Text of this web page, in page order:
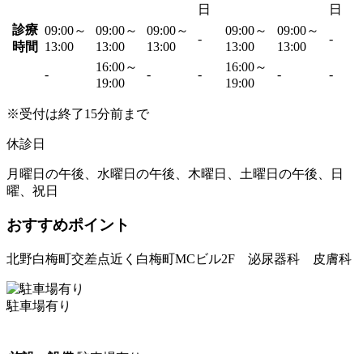
日
日
診療
時間
09:00～
13:00
09:00～
13:00
09:00～
13:00
-
09:00～
13:00
09:00～
13:00
-
-
16:00～
19:00
- -
16:00～
19:00
- -
※受付は終了15分前まで
休診日
月曜日の午後、水曜日の午後、木曜日、土曜日の午後、日
曜、祝日
おすすめポイント
北野白梅町交差点近く白梅町MCビル2F 泌尿器科 皮膚科
駐車場有り